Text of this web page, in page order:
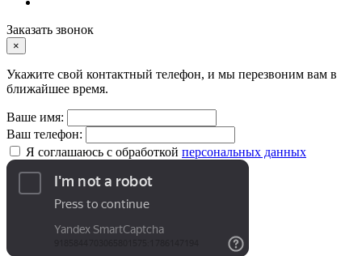
Заказать звонок
×
Укажите свой контактный телефон, и мы перезвоним вам в
ближайшее время.
Ваше имя:
Ваш телефон:
Я соглашаюсь с обработкой персональных данных